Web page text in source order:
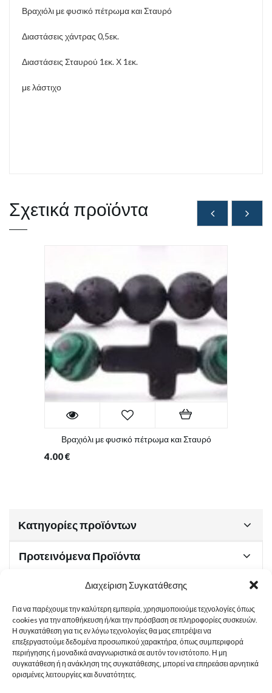
Διαχείριση Συγκατάθεσης
Για να παρέχουμε την καλύτερη εμπειρία, χρησιμοποιούμε τεχνολογίες όπως
cookies για την αποθήκευση ή/και την πρόσβαση σε πληροφορίες συσκευών.
Η συγκατάθεση για τις εν λόγω τεχνολογίες θα μας επιτρέψει να
επεξεργαστούμε δεδομένα προσωπικού χαρακτήρα, όπως συμπεριφορά
περιήγησης ή μοναδικά αναγνωριστικά σε αυτόν τον ιστότοπο. Η μη
συγκατάθεση ή η ανάκληση της συγκατάθεσης, μπορεί να επηρεάσει αρνητικά
ορισμένες λειτουργίες και δυνατότητες.
Βραχιόλι με φυσικό πέτρωμα και Σταυρό
Διαστάσεις χάντρας 0,5εκ.
Διαστάσεις Σταυρού 1εκ. Χ 1εκ.
με λάστιχο
Σχετικά προϊόντα
Βραχιόλι με φυσικό πέτρωμα και Σταυρό
4.00€
Κατηγορίες προϊόντων
Προτεινόμενα Προϊόντα
Χρήσιμα Έγγραφα
Sitemap
Στοιχεία Επικοινωνίας